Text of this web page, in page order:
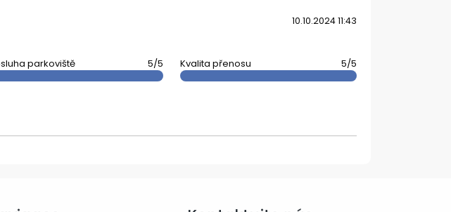
10.10.2024 11:43
parkoviště 5/5 Kvalita přenosu 5/5